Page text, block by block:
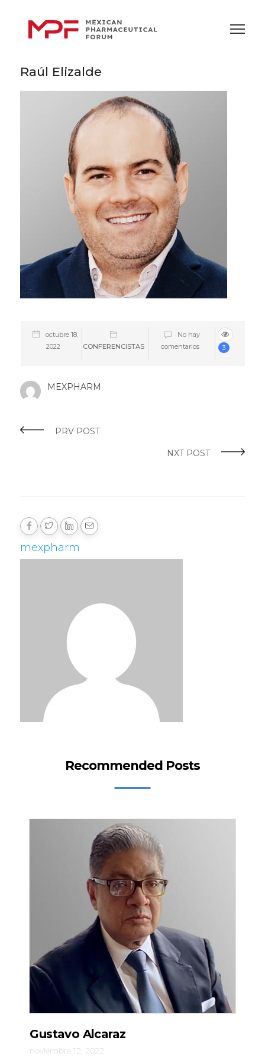
Raúl Elizalde
octubre 18,
2022
CONFERENCISTAS
No hay
comentarios
3
MEXPHARM
PRV POST
NXT POST
mexpharm
Recommended Posts
Gustavo Alcaraz
noviembre 12, 2022